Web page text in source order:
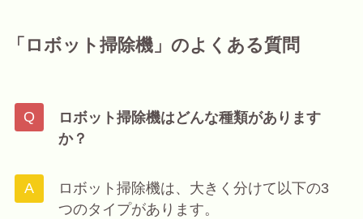
「ロボット掃除機」のよくある質問
ロボット掃除機はどんな種類があります
か？
ロボット掃除機は、大きく分けて以下の3
つのタイプがあります。